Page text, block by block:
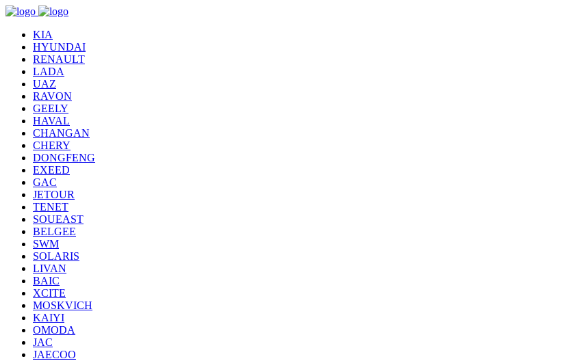
KIA
HYUNDAI
RENAULT
LADA
UAZ
RAVON
GEELY
HAVAL
CHANGAN
CHERY
DONGFENG
EXEED
GAC
JETOUR
TENET
SOUEAST
BELGEE
SWM
SOLARIS
LIVAN
BAIC
XCITE
MOSKVICH
KAIYI
OMODA
JAC
JAECOO